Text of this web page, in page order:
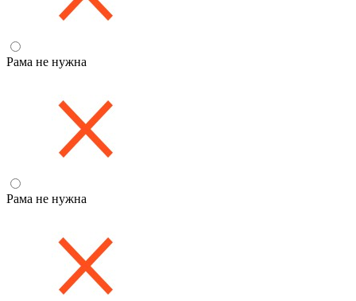
Рама не нужна
Рама не нужна